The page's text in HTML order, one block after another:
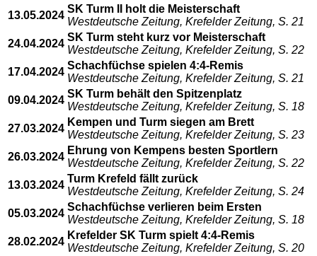
13.05.2024
SK Turm II holt die Meisterschaft
Westdeutsche Zeitung, Krefelder Zeitung, S. 21
24.04.2024
SK Turm steht kurz vor Meisterschaft
Westdeutsche Zeitung, Krefelder Zeitung, S. 22
17.04.2024
Schachfüchse spielen 4:4-Remis
Westdeutsche Zeitung, Krefelder Zeitung, S. 21
09.04.2024
SK Turm behält den Spitzenplatz
Westdeutsche Zeitung, Krefelder Zeitung, S. 18
27.03.2024
Kempen und Turm siegen am Brett
Westdeutsche Zeitung, Krefelder Zeitung, S. 23
26.03.2024
Ehrung von Kempens besten Sportlern
Westdeutsche Zeitung, Krefelder Zeitung, S. 22
13.03.2024
Turm Krefeld fällt zurück
Westdeutsche Zeitung, Krefelder Zeitung, S. 24
05.03.2024
Schachfüchse verlieren beim Ersten
Westdeutsche Zeitung, Krefelder Zeitung, S. 18
28.02.2024
Krefelder SK Turm spielt 4:4-Remis
Westdeutsche Zeitung, Krefelder Zeitung, S. 20